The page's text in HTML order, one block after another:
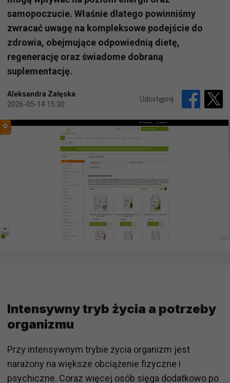
samopoczucie. Właśnie dlatego powinniśmy
zwracać uwagę na kompleksowe podejście do
zdrowia, obejmujące odpowiednią dietę,
regenerację oraz świadome dobraną
suplementację.
Aleksandra Załęska
2026-05-14 15:30
Udostępnij
Intensywny tryb życia a potrzeby
organizmu
Przy intensywnym trybie życia organizm jest
narażony na większe obciążenie fizyczne i
psychiczne. Coraz więcej osób sięga dodatkowo po